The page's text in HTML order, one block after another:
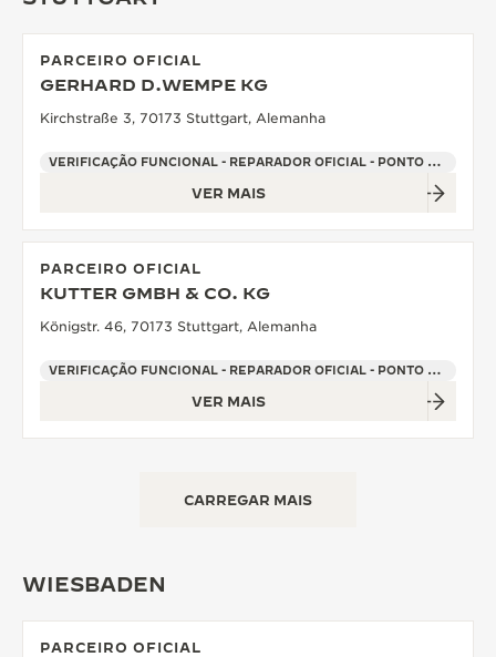
PARCEIRO OFICIAL
GERHARD D.WEMPE KG
Kirchstraße 3, 70173 Stuttgart, Alemanha
VERIFICAÇÃO FUNCIONAL - REPARADOR OFICIAL - PONTO DE VENDAS
VER MAIS
PARCEIRO OFICIAL
KUTTER GMBH & CO. KG
Königstr. 46, 70173 Stuttgart, Alemanha
VERIFICAÇÃO FUNCIONAL - REPARADOR OFICIAL - PONTO DE VENDAS
VER MAIS
CARREGAR MAIS
WIESBADEN
PARCEIRO OFICIAL